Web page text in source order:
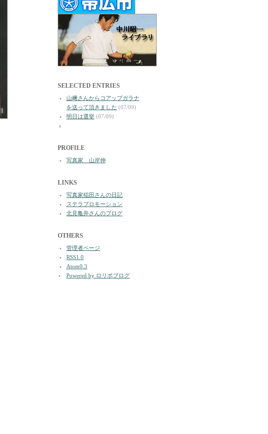
SELECTED ENTRIES
山﨑さんからコアップガラナ
を送って頂きました (07/09)
明日は選挙 (07/09)
a
PROFILE
写真家 山岸伸
LINKS
写真家稲田さんの日記
ステラプロモーション
北見亀井さんのブログ
OTHERS
管理者ページ
RSS1.0
Atom0.3
Powered by ロリポブログ